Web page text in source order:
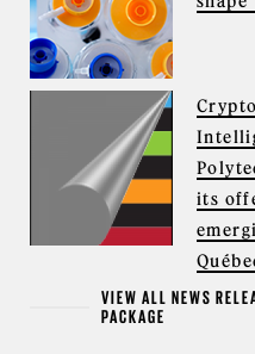
its
VIEW ALL NEWS
PACKAGE